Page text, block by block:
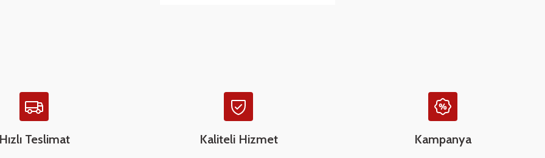
Hızlı Teslimat Kaliteli Hizmet Kampanya